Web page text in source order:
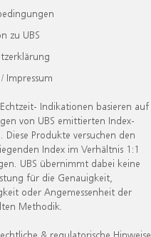
zu UBS
Impressum
Indikationen basieren auf
von UBS emittierten Index-
Diese Produkte versuchen den
Index im Verhältnis 1:1
UBS übernimmt dabei keine
für die Genauigkeit,
oder Angemessenheit der
Methodik.